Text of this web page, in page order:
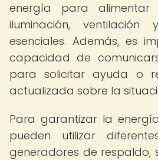
energía para alimentar
iluminación,
esenciales. Además, es
capacidad de
para solicitar ayuda o
actualizada sobre la
Para garantizar la
pueden utilizar
generadores de respaldo,